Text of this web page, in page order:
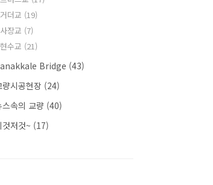
거더교 (19)
사장교 (7)
현수교 (21)
Bridge (43)
량시공현장 (24)
스속의 교량 (40)
것저것~ (17)